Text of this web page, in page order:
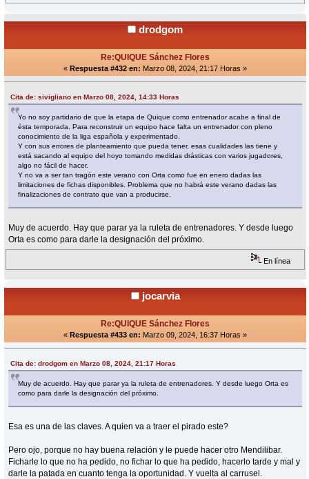
drodgom
Re:QUIQUE Sánchez Flores
« Respuesta #432 en: Marzo 08, 2024, 21:17 Horas »
Cita de: sivigliano en Marzo 08, 2024, 14:33 Horas
Yo no soy partidario de que la etapa de Quique como entrenador acabe a final de
ésta temporada. Para reconstruir un equipo hace falta un entrenador con pleno
conocimiento de la liga española y experimentado.
Y con sus errores de planteamiento que pueda tener, esas cualidades las tiene y
está sacando al equipo del hoyo tomando medidas drásticas con varios jugadores,
algo no fácil de hacer.
Y no va a ser tan tragón este verano con Orta como fue en enero dadas las
limitaciones de fichas disponibles. Problema que no habrá este verano dadas las
finalizaciones de contrato que van a producirse.
Muy de acuerdo. Hay que parar ya la ruleta de entrenadores. Y desde luego
Orta es como para darle la designación del próximo.
En línea
jocarvia
Re:QUIQUE Sánchez Flores
« Respuesta #433 en: Marzo 09, 2024, 16:37 Horas »
Cita de: drodgom en Marzo 08, 2024, 21:17 Horas
Muy de acuerdo. Hay que parar ya la ruleta de entrenadores. Y desde luego Orta es
como para darle la designación del próximo.
Esa es una de las claves. A quien va a traer el pirado este?
Pero ojo, porque no hay buena relación y le puede hacer otro Mendilibar.
Ficharle lo que no ha pedido, no fichar lo que ha pedido, hacerlo tarde y mal y
darle la patada en cuanto tenga la oportunidad. Y vuelta al carrusel.